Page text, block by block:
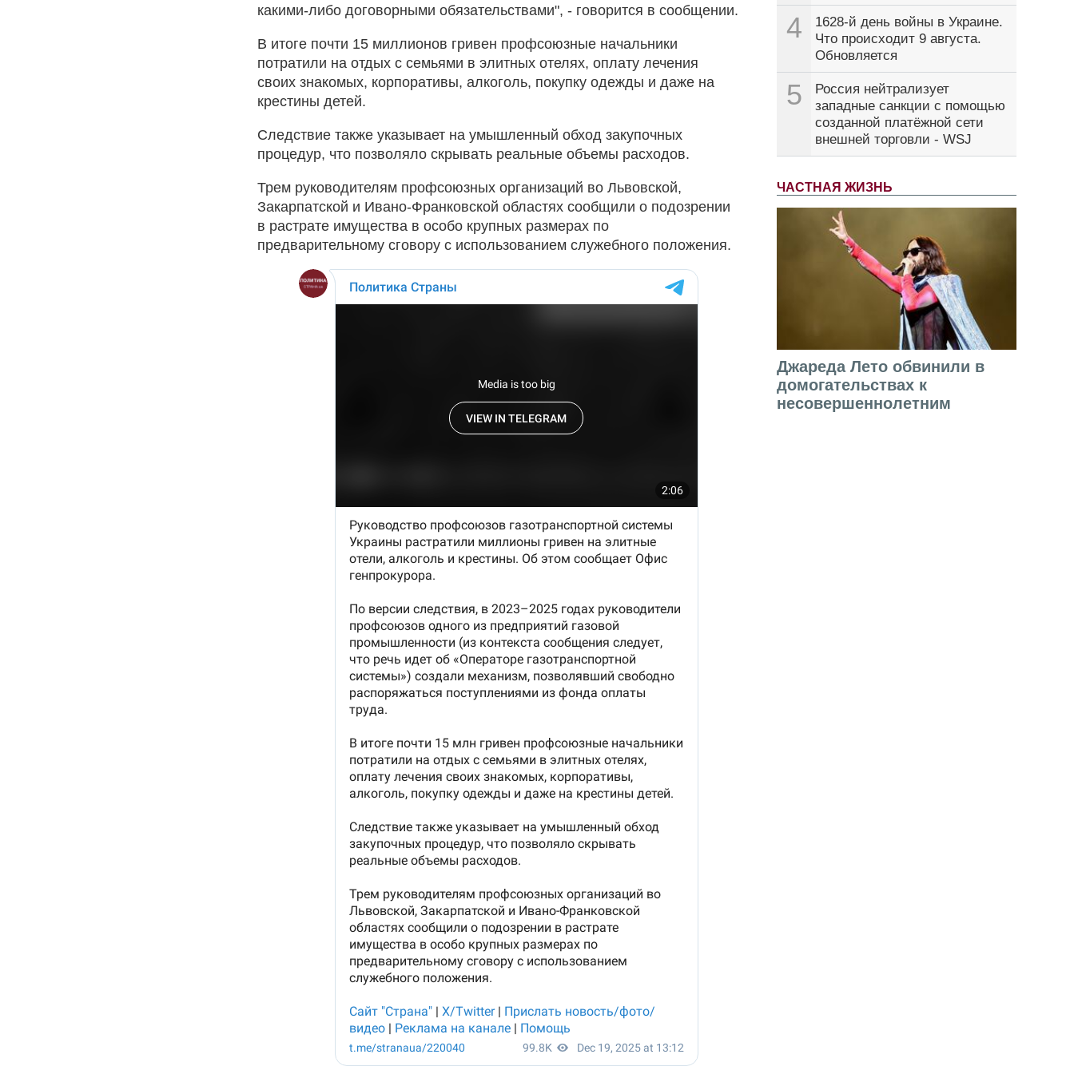
4
1628-й день войны в Украине.
Что происходит 9 августа.
Обновляется
5
Россия нейтрализует
западные санкции с помощью
созданной платёжной сети
внешней торговли - WSJ
ЧАСТНАЯ ЖИЗНЬ
Джареда Лето обвинили в
домогательствах к
несовершеннолетним
какими-либо договорными обязательствами", - говорится в сообщении.
В итоге почти 15 миллионов гривен профсоюзные начальники
потратили на отдых с семьями в элитных отелях, оплату лечения
своих знакомых, корпоративы, алкоголь, покупку одежды и даже на
крестины детей.
Следствие также указывает на умышленный обход закупочных
процедур, что позволяло скрывать реальные объемы расходов.
Трем руководителям профсоюзных организаций во Львовской,
Закарпатской и Ивано-Франковской областях сообщили о подозрении
в растрате имущества в особо крупных размерах по
предварительному сговору с использованием служебного положения.